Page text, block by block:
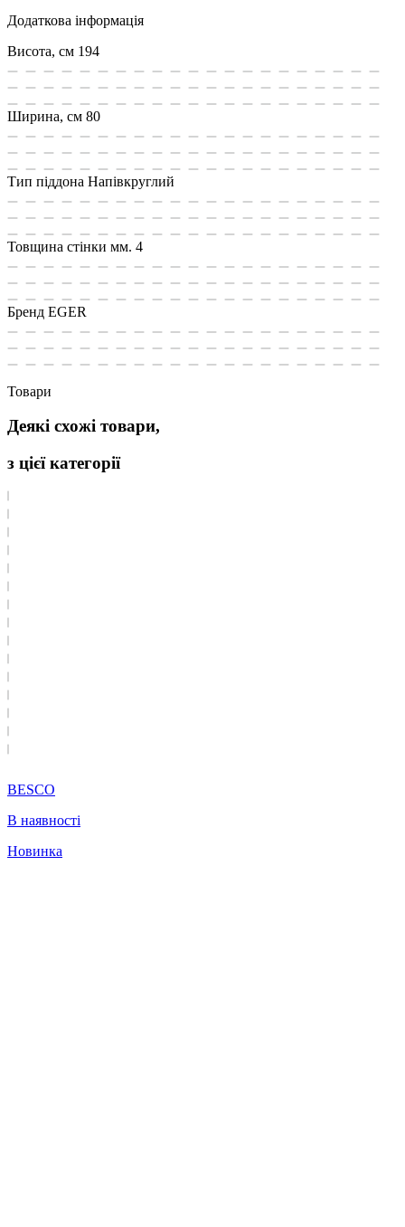
Додаткова інформація
Висота, см 194
Ширина, см 80
Тип піддона Напівкруглий
Товщина стінки мм. 4
Бренд EGER
Товари
Деякі схожі товари,
з цієї категорії
BESCO
В наявності
Новинка